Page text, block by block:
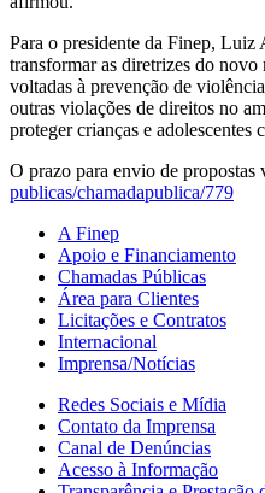
Para o presidente da Finep, Luiz
transformar as diretrizes do
voltadas à prevenção de
outras violações de direitos no
proteger crianças e
O prazo para envio de
publicas/chamadapublica/779
A Finep
Apoio e Financiamento
Chamadas Públicas
Área para Clientes
Licitações e Contratos
Internacional
Imprensa/Notícias
Redes Sociais e Mídia
Contato da Imprensa
Canal de Denúncias
Acesso à Informação